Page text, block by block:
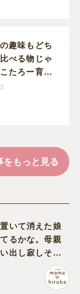
趣味もどち
べる物じゃ
たろー育児
もっと見る
いて消えた娘
るかな。母親
出し寂しそう